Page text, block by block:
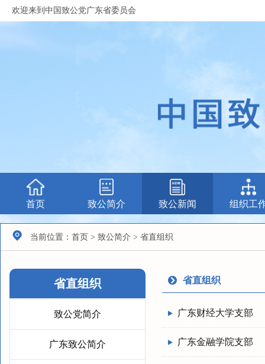
欢迎来到中国致公党广东省委员会
首页 致公简介 致公新闻 组织工
当前位置：首页 > 致公简介 > 省直组织
省直组织
致公党简介
广东致公简介
省直组织
广东财经大学支部
广东金融学院支部